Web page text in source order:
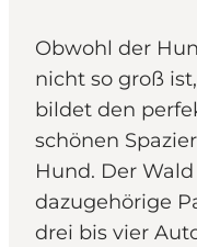
Obwohl der
nicht so groß
bildet den
schönen
Hund. Der
dazugehörige
drei bis vier